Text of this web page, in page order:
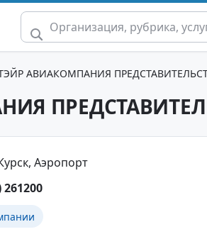
АВИАКОМПАНИЯ
Аэропорт
261200